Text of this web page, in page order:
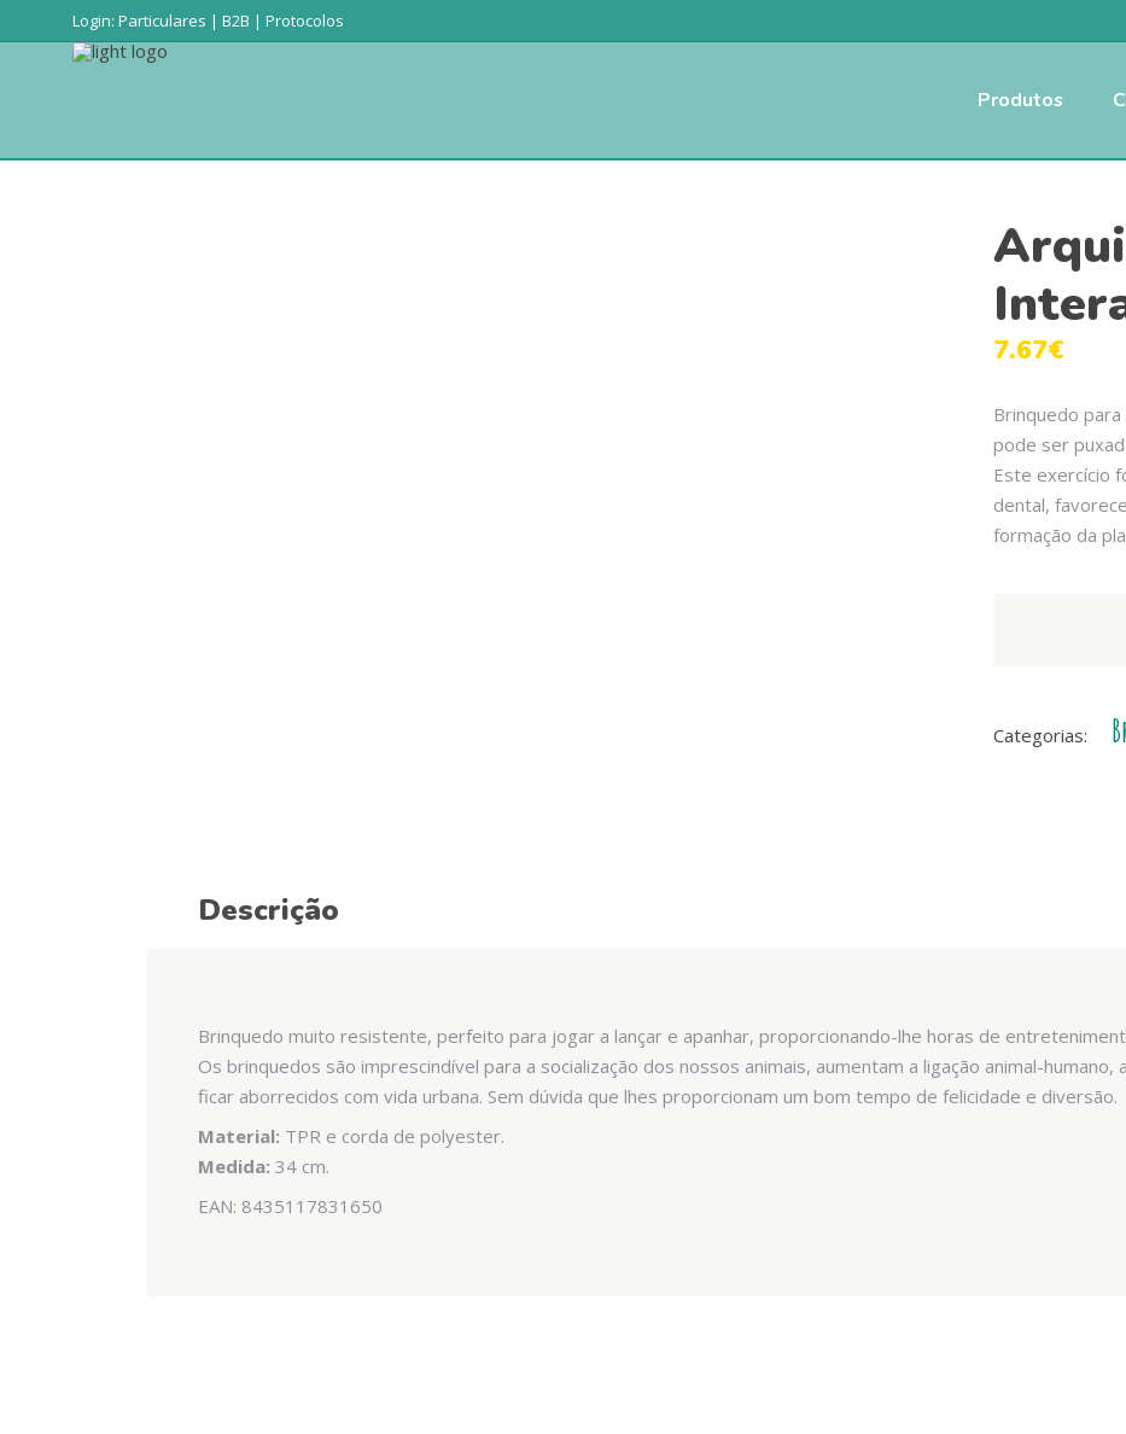
Login: Particulares | B2B | Protocolos
Produtos
7.67€
Brinquedo
pode ser
Este exercício
dental,
formação da
Categorias:
Descrição
Brinquedo muito resistente, perfeito para jogar a lançar e apanhar, proporcionando-lhe horas de
Os brinquedos são imprescindível para a socialização dos nossos animais, aumentam a ligação animal-
ficar aborrecidos com vida urbana. Sem dúvida que lhes proporcionam um bom tempo de felicidade e diversão.
Material: TPR e corda de polyester.
Medida: 34 cm.
EAN: 8435117831650